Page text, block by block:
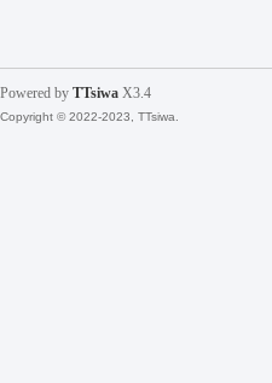
Powered by TTsiwa X3.4
Copyright © 2022-2023, TTsiwa.